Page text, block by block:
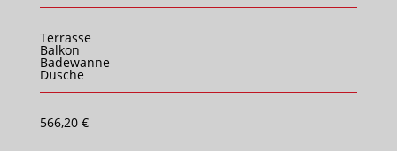
Terrasse
Balkon
Badewanne
Dusche
566,20 €